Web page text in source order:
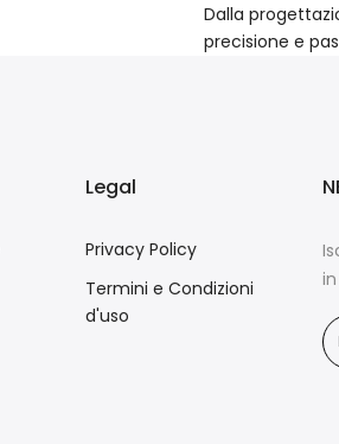
Dalla
precisione e
Legal
Privacy Policy
Termini e Condizioni
d'uso